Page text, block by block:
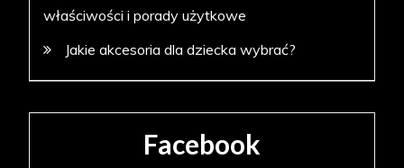
właściwości i porady użytkowe
Jakie akcesoria dla dziecka wybrać?
Facebook